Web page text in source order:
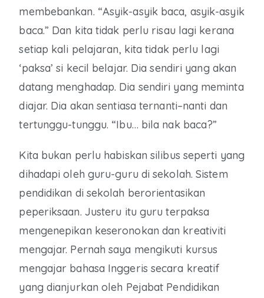
membebankan. “Asyik-asyik baca, asyik-asyik
baca.” Dan kita tidak perlu risau lagi kerana
setiap kali pelajaran, kita tidak perlu lagi
‘paksa’ si kecil belajar. Dia sendiri yang akan
datang menghadap. Dia sendiri yang meminta
diajar. Dia akan sentiasa ternanti–nanti dan
tertunggu-tunggu. “Ibu… bila nak baca?”
Kita bukan perlu habiskan silibus seperti yang
dihadapi oleh guru-guru di sekolah. Sistem
pendidikan di sekolah berorientasikan
peperiksaan. Justeru itu guru terpaksa
mengenepikan keseronokan dan kreativiti
mengajar. Pernah saya mengikuti kursus
mengajar bahasa Inggeris secara kreatif
yang dianjurkan oleh Pejabat Pendidikan